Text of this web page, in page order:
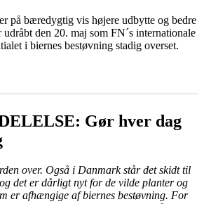
på bæredygtig vis højere udbytte og bedre
den 20. maj som FN´s internationale
i biernes bestøvning stadig overset.
Gør hver dag
over. Også i Danmark står det skidt til
det er dårligt nyt for de vilde planter og
er afhængige af biernes bestøvning. For